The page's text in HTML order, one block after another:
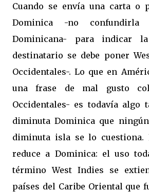
Cuando se envía una carta o
Dominica -no confundirla
Dominicana- para indicar
destinatario se debe poner
Occidentales-. Lo que en
una frase de mal gusto
Occidentales- es todavía algo
diminuta Dominica que
diminuta isla se lo cuestiona.
reduce a Dominica: el uso
término West Indies se
países del Caribe Oriental que